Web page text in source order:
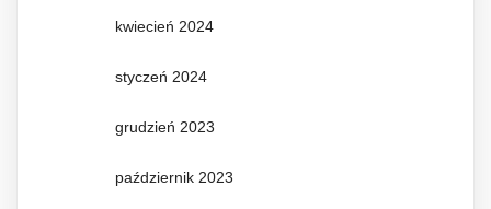
kwiecień 2024
styczeń 2024
grudzień 2023
październik 2023